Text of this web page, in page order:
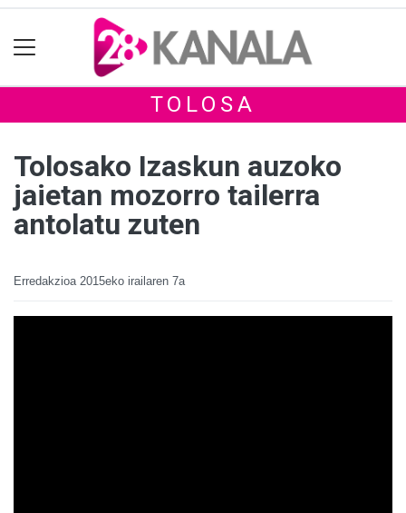
TOLOSA
Tolosako Izaskun auzoko
jaietan mozorro tailerra
antolatu zuten
Erredakzioa 2015eko irailaren 7a